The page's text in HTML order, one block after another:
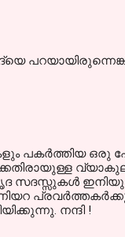
പകര്‍ത്തിയ
സദസ്സുകള്‍ ഇനിയും
നന്ദി !